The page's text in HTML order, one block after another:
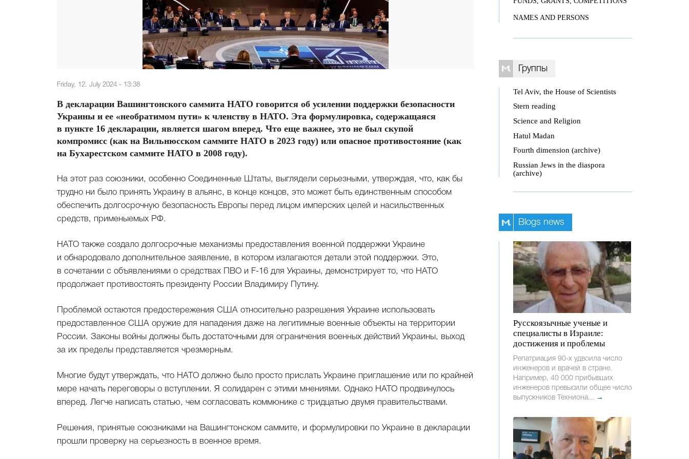
Friday, 12. July 2024 - 13:38
В декларации Вашингтонского саммита НАТО говорится об усилении поддержки безопасности
Украины и ее «необратимом пути» к членству в НАТО. Эта формулировка, содержащаяся
в пункте 16 декларации, является шагом вперед. Что еще важнее, это не был скупой
компромисс (как на Вильнюсском саммите НАТО в 2023 году) или опасное противостояние (как
на Бухарестском саммите НАТО в 2008 году).
На этот раз союзники, особенно Соединенные Штаты, выглядели серьезными, утверждая, что, как бы
трудно ни было принять Украину в альянс, в конце концов, это может быть единственным способом
обеспечить долгосрочную безопасность Европы перед лицом имперских целей и насильственных
средств, применыемых РФ.
НАТО также создало долгосрочные механизмы предоставления военной поддержки Украине
и обнародовало дополнительное заявление, в котором излагаются детали этой поддержки. Это,
в сочетании с объявлениями о средствах ПВО и F-16 для Украины, демонстрирует то, что НАТО
продолжает противостоять президенту России Владимиру Путину.
Проблемой остаются предостережения США относительно разрешения Украине использовать
предоставленное США оружие для нападения даже на легитимные военные объекты на территории
России. Законы войны должны быть достаточными для ограничения военных действий Украины, выход
за их пределы представляется чрезмерным.
Многие будут утверждать, что НАТО должно было просто прислать Украине приглашение или по крайней
мере начать переговоры о вступлении. Я солидарен с этими мнениями. Однако НАТО продвинулось
вперед. Легче написать статью, чем согласовать коммюнике с тридцатью двумя правительствами.
Решения, принятые союзниками на Вашингтонском саммите, и формулировки по Украине в декларации
прошли проверку на серьезность в военное время.
NAMES AND PERSONS
Группы
Tel Aviv, the House of Scientists
Stern reading
Science and Religion
Hatul Madan
Fourth dimension (archive)
Russian Jews in the diaspora
(archive)
Blogs news
Русскоязычные ученые и
специалисты в Израиле:
достижения и проблемы
Репатриация 90-х удвоила число
инженеров и врачей в стране.
Например, 40 000 прибывших
инженеров превысили общее число
выпускников Техниона... →